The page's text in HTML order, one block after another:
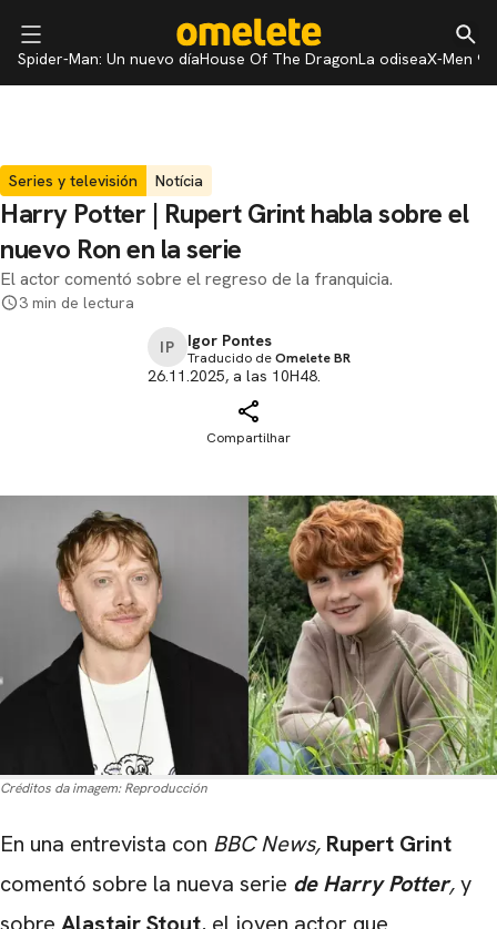
Spider-Man: Un nuevo díaHouse Of The DragonLa odiseaX-Men 97
Series y televisión Notícia
Harry Potter | Rupert Grint habla sobre el
nuevo Ron en la serie
El actor comentó sobre el regreso de la franquicia.
3 min de lectura
IP Igor Pontes
Traducido deOmelete BR
26.11.2025, a las 10H48.
Compartilhar
Créditos da imagem: Reproducción
En una entrevista con BBC News, Rupert Grint
comentó sobre la nueva serie de Harry Potter,y